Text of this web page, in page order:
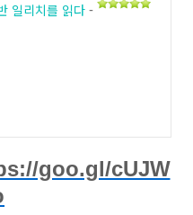
일리치를 읽다 -
goo.gl/cUJW